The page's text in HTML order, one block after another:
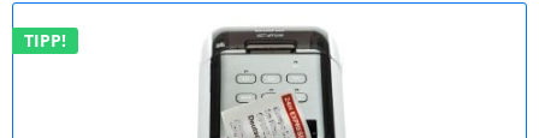
TIPP!